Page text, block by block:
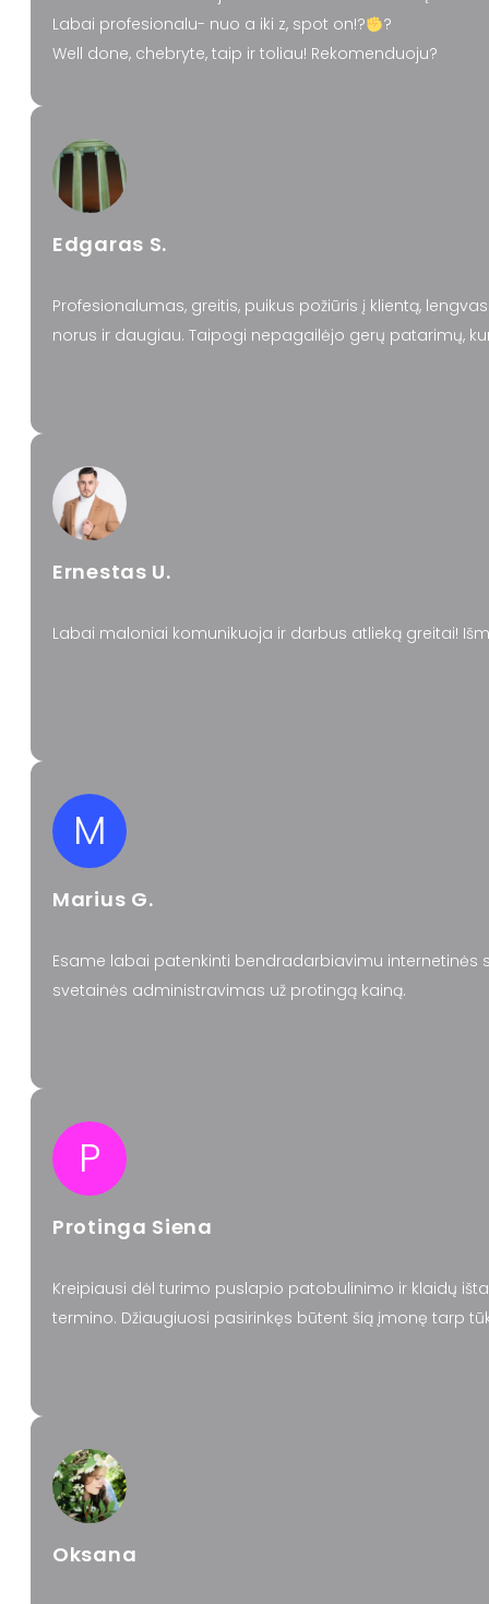
Labai profesionalu- nuo a iki z, spot on!?
?
Well done, chebryte, taip ir toliau! Rekomenduoju?
Edgaras S.
Profesionalumas, greitis, puikus požiūris į klientą,
norus ir daugiau. Taipogi nepagailėjo gerų patarimų,
Ernestas U.
Labai maloniai komunikuoja ir darbus atlieką greitai!
M
Marius G.
Esame labai patenkinti bendradarbiavimu internetinės
svetainės administravimas už protingą kainą.
P
Protinga Siena
Kreipiausi dėl turimo puslapio patobulinimo ir klaidų
termino. Džiaugiuosi pasirinkęs būtent šią įmonę tarp
Oksana